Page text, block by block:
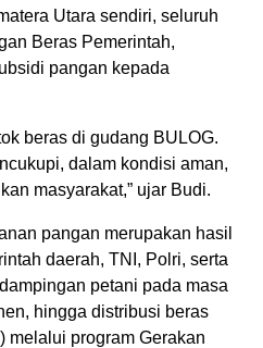
Utara sendiri, seluruh
Beras Pemerintah,
pangan kepada
beras di gudang BULOG.
dalam kondisi aman,
masyarakat,” ujar Budi.
pangan merupakan hasil
daerah, TNI, Polri, serta
petani pada masa
hingga distribusi beras
melalui program Gerakan